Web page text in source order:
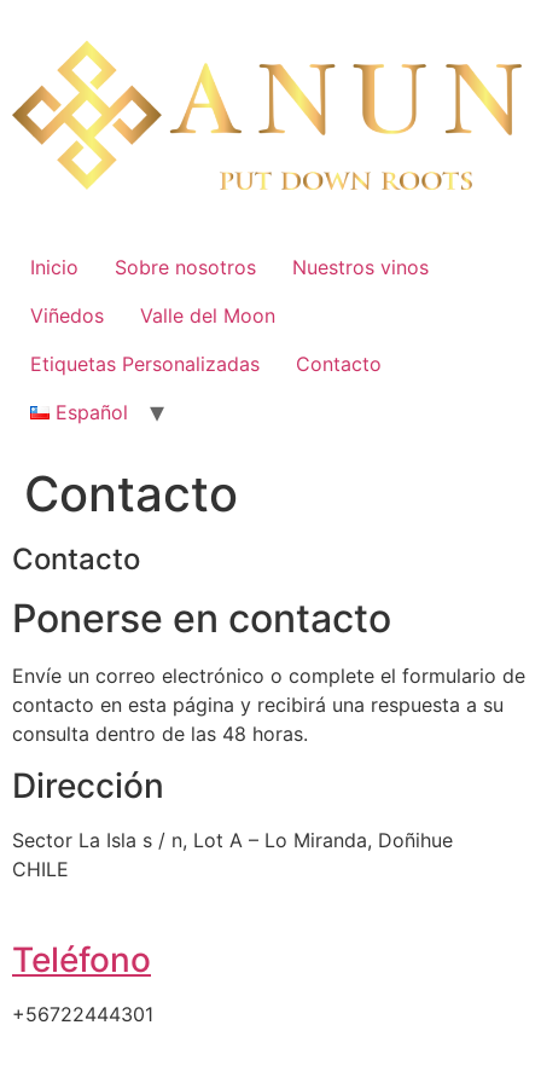
content
Inicio Sobre nosotros
Nuestros vinos
Viñedos
Valle del Moon
Etiquetas Personalizadas
Contacto
Español
Contacto
Contacto
Ponerse en contacto
Envíe un correo electrónico o complete el formulario de
contacto en esta página y recibirá una respuesta a su
consulta dentro de las 48 horas.
Dirección
Sector La Isla s / n, Lot A – Lo Miranda, Doñihue
CHILE
Teléfono
+56722444301